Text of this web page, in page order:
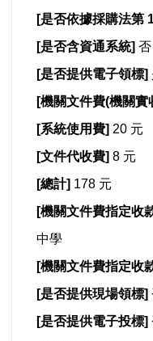
[是否依據採購法第
[是否含資通系統] 否
[是否提供電子領標]
[機關文件費(機關實
[系統使用費] 20 元
[文件代收費] 8 元
[總計] 178 元
[機關文件費指定收
中學
[機關文件費指定收
[是否提供現場領標]
[是否提供電子投標]